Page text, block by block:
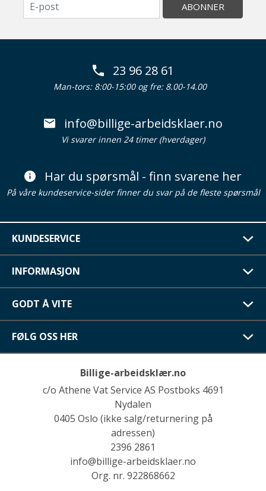
ABONNER
23 96 28 61
Man-tors: 8:00-15:00 og fre: 8.00-14.00
info@billige-arbeidsklaer.no
Vi svarer innen 24 timer (hverdager)
Har du spørsmål - finn svarene her
På våre kundeservice-sider finner du svar på de fleste spørsmål
KUNDESERVICE
INFORMASJON
GODT Å VITE
FØLG OSS HER
Billige-arbeidsklær.no
c/o Athene Vat Service AS Postboks 4691
Nydalen
0405 Oslo (ikke salg/returnering på
adressen)
2396 2861
info@billige-arbeidsklaer.no
Org. nr. 922868662